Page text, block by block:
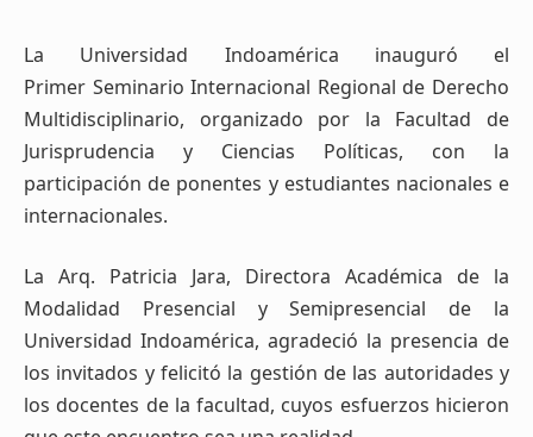
La Universidad Indoamérica inauguró el
Primer Seminario Internacional Regional de Derecho
Multidisciplinario, organizado por la Facultad de
Jurisprudencia y Ciencias Políticas, con la
participación de ponentes y estudiantes nacionales e
internacionales.
La Arq. Patricia Jara, Directora Académica de la
Modalidad Presencial y Semipresencial de la
Universidad Indoamérica, agradeció la presencia de
los invitados y felicitó la gestión de las autoridades y
los docentes de la facultad, cuyos esfuerzos hicieron